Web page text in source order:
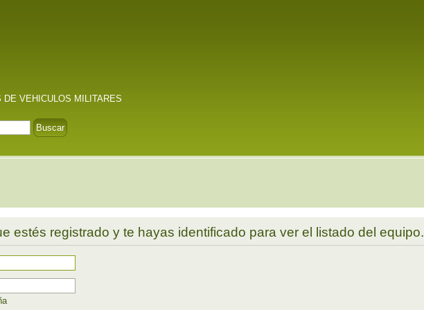
DE VEHICULOS MILITARES
estés registrado y te hayas identificado para ver el listado del equipo.